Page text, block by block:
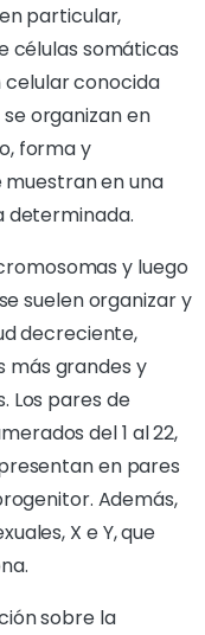
particular,
células somáticas
celular conocida
organizan en
forma y
en una
determinada.
y luego
suelen organizar y
decreciente,
más grandes y
Los pares de
del 1 al 22,
en pares
Además,
X e Y, que
sobre la